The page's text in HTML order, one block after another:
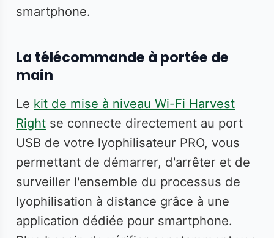
smartphone.
La télécommande à portée de
main
Le kit de mise à niveau Wi-Fi Harvest
Right se connecte directement au port
USB de votre lyophilisateur PRO, vous
permettant de démarrer, d'arrêter et de
surveiller l'ensemble du processus de
lyophilisation à distance grâce à une
application dédiée pour smartphone.